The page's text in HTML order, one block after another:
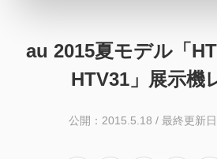
au 2015夏モデル「
HTV31」展示機
公開：2015.5.18 / 最終更新